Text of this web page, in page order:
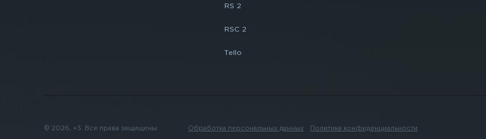
RS 2
RSC 2
Tello
© 2026, +3. Все права защищены Обработка персональных данных Политика конфиденциальности